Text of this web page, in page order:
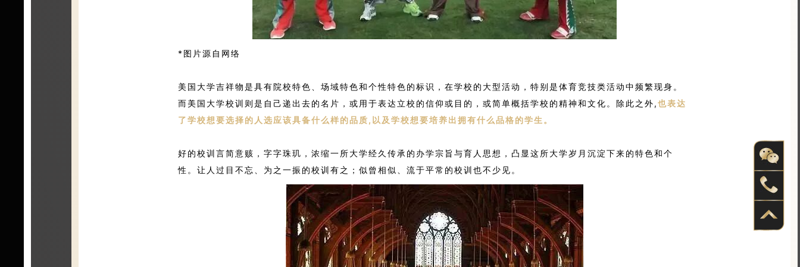
*图片源自网络
美国大学吉祥物是具有院校特色、场域特色和个性特色的标识，在学校的大型活动，特别是体育竞技类活动中频繁现身。
而美国大学校训则是自己递出去的名片，或用于表达立校的信仰或目的，或简单概括学校的精神和文化。除此之外,也表达
了学校想要选择的人选应该具备什么样的品质,以及学校想要培养出拥有什么品格的学生。
好的校训言简意赅，字字珠玑，浓缩一所大学经久传承的办学宗旨与育人思想，凸显这所大学岁月沉淀下来的特色和个
性。让人过目不忘、为之一振的校训有之；似曾相似、流于平常的校训也不少见。